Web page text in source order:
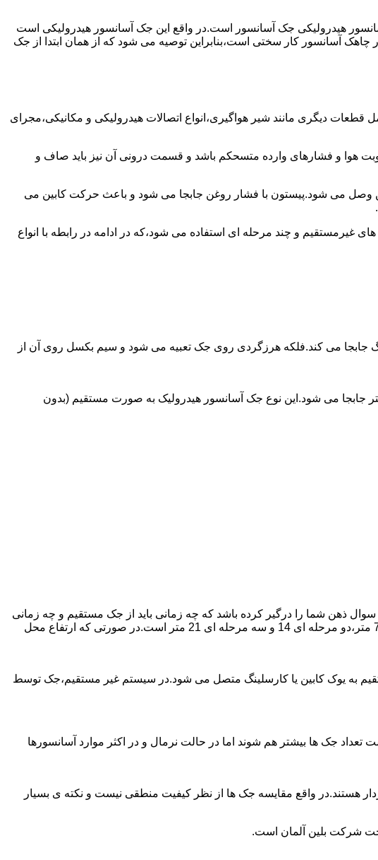
هیدرولیکی جک آسانسور است.در واقع این جک آسانسور هیدرولیکی است
چاهک آسانسور کار سختی است،بنابراین توصیه می شود که از همان ابتدا از جک
دیگری مانند شیر هواگیری،انواع اتصالات هیدرولیکی و مکانیکی،مجرای
هوا و فشارهای وارده متسحکم باشد و قسمت درونی آن نیز باید صاف و
وصل می شود.پیستون با فشار روغن جابجا می شود و باعث حرکت کابین می
تن است از جک مستقیم و برای آسانسورهایی که ظرفیتشان بیش از 30 تن است از جک های غیرمستقیم و چند مرحله ای استفاده می شود،که در ادامه در رابطه با انواع
جابجا می کند.فلکه هرزگردی روی جک تعبیه می شود و سیم بکسل روی آن از
جابجا می شود.این نوع جک آسانسور هیدرولیک به صورت مستقیم (بدون
ذهن شما را درگیر کرده باشد که چه زمانی باید از جک مستقیم و چه زمانی
از جک غیرمستقیم استفاده کنیم؟ جک های مستقیم تا 21 متر را ساپورت می کنند و این مقدار در جک تلسکوپی تک مرحله ای 7 متر،دو مرحله ای 14 و سه مرحله ای 21 متر است.در صورتی که ارتفاع محل
به یوک کابین یا کارسلینگ متصل می شود.در سیستم غیر مستقیم،جک توسط
جک ها بیشتر هم شوند اما در حالت نرمال و در اکثر موارد آسانسورها
هستند.در واقع مقایسه جک ها از نظر کیفیت منطقی نیست و نکته ی بسیار
شرکت بلین آلمان است.